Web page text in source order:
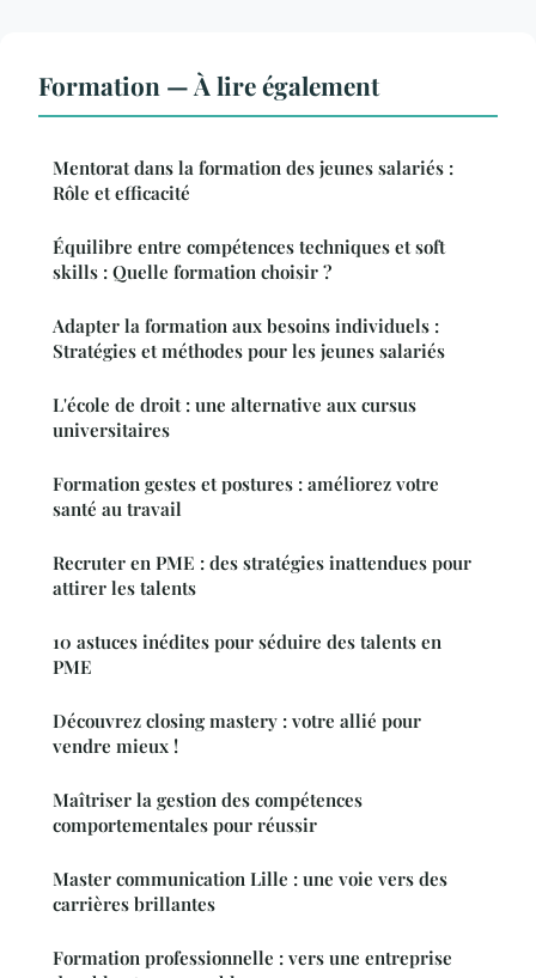
Formation — À lire également
Mentorat dans la formation des jeunes salariés :
Rôle et efficacité
Équilibre entre compétences techniques et soft
skills : Quelle formation choisir ?
Adapter la formation aux besoins individuels :
Stratégies et méthodes pour les jeunes salariés
L'école de droit : une alternative aux cursus
universitaires
Formation gestes et postures : améliorez votre
santé au travail
Recruter en PME : des stratégies inattendues pour
attirer les talents
10 astuces inédites pour séduire des talents en
PME
Découvrez closing mastery : votre allié pour
vendre mieux !
Maîtriser la gestion des compétences
comportementales pour réussir
Master communication Lille : une voie vers des
carrières brillantes
Formation professionnelle : vers une entreprise